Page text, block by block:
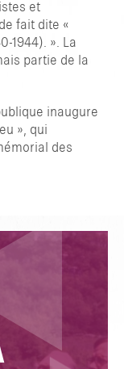
et
fait dite «
1944). ». La
partie de la
inaugure
», qui
des